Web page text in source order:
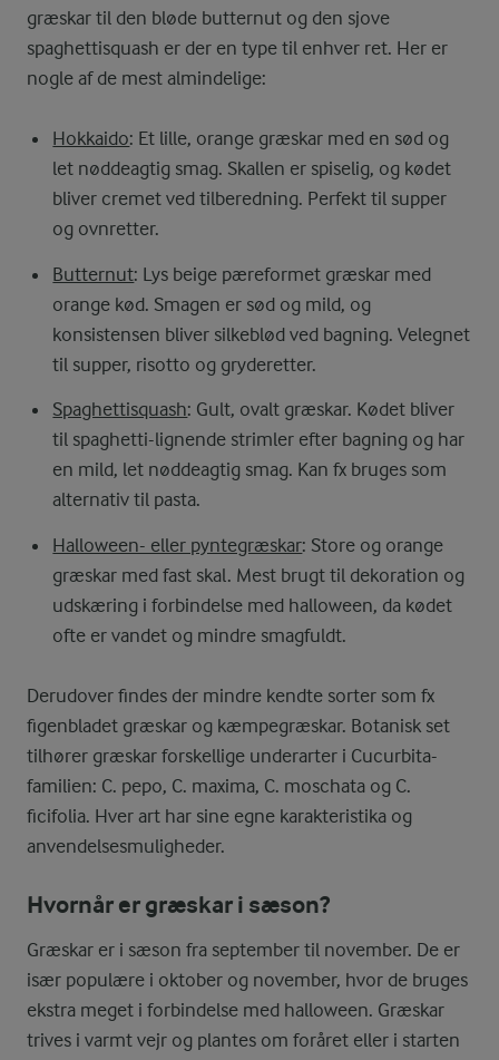
græskar til den bløde butternut og den sjove
spaghettisquash er der en type til enhver ret. Her er
nogle af de mest almindelige:
Hokkaido: Et lille, orange græskar med en sød og
let nøddeagtig smag. Skallen er spiselig, og kødet
bliver cremet ved tilberedning. Perfekt til supper
og ovnretter.
Butternut: Lys beige pæreformet græskar med
orange kød. Smagen er sød og mild, og
konsistensen bliver silkeblød ved bagning. Velegnet
til supper, risotto og gryderetter.
Spaghettisquash: Gult, ovalt græskar. Kødet bliver
til spaghetti-lignende strimler efter bagning og har
en mild, let nøddeagtig smag. Kan fx bruges som
alternativ til pasta.
Halloween- eller pyntegræskar: Store og orange
græskar med fast skal. Mest brugt til dekoration og
udskæring i forbindelse med halloween, da kødet
ofte er vandet og mindre smagfuldt.
Derudover findes der mindre kendte sorter som fx
figenbladet græskar og kæmpegræskar. Botanisk set
tilhører græskar forskellige underarter i Cucurbita-
familien: C. pepo, C. maxima, C. moschata og C.
ficifolia. Hver art har sine egne karakteristika og
anvendelsesmuligheder.
Hvornår er græskar i sæson?
Græskar er i sæson fra september til november. De er
især populære i oktober og november, hvor de bruges
ekstra meget i forbindelse med halloween. Græskar
trives i varmt vejr og plantes om foråret eller i starten